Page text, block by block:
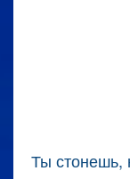
Ты стонешь,